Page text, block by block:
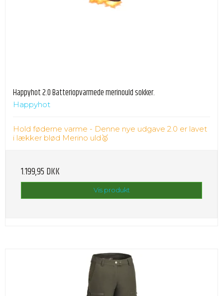
Happyhot 2.0 Batteriopvarmede merinould sokker.
Happyhot
Hold føderne varme - Denne nye udgave 2.0 er lavet
i lækker blød Merino uld🥇
1.199,95 DKK
Vis produkt